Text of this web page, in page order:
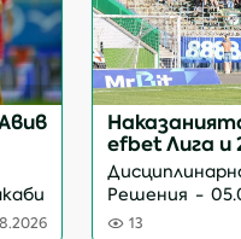
в
efbet Лига и
Втора лига
Решения -
кръг ППФЛ /
13